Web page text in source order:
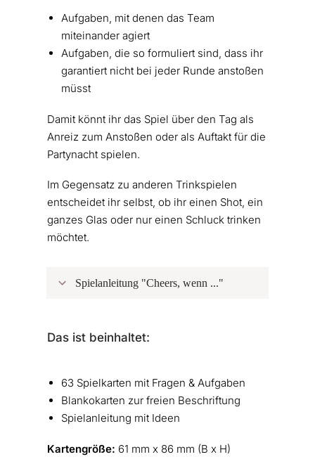
Aufgaben, mit denen das Team
miteinander agiert
Aufgaben, die so formuliert sind, dass ihr
garantiert nicht bei jeder Runde anstoßen
müsst
Damit könnt ihr das Spiel über den Tag als
Anreiz zum Anstoßen oder als Auftakt für die
Partynacht spielen.
Im Gegensatz zu anderen Trinkspielen
entscheidet ihr selbst, ob ihr einen Shot, ein
ganzes Glas oder nur einen Schluck trinken
möchtet.
Spielanleitung "Cheers, wenn ..."
Das ist beinhaltet:
63 Spielkarten mit Fragen & Aufgaben
Blankokarten zur freien Beschriftung
Spielanleitung mit Ideen
Kartengröße: 61 mm x 86 mm (B x H)